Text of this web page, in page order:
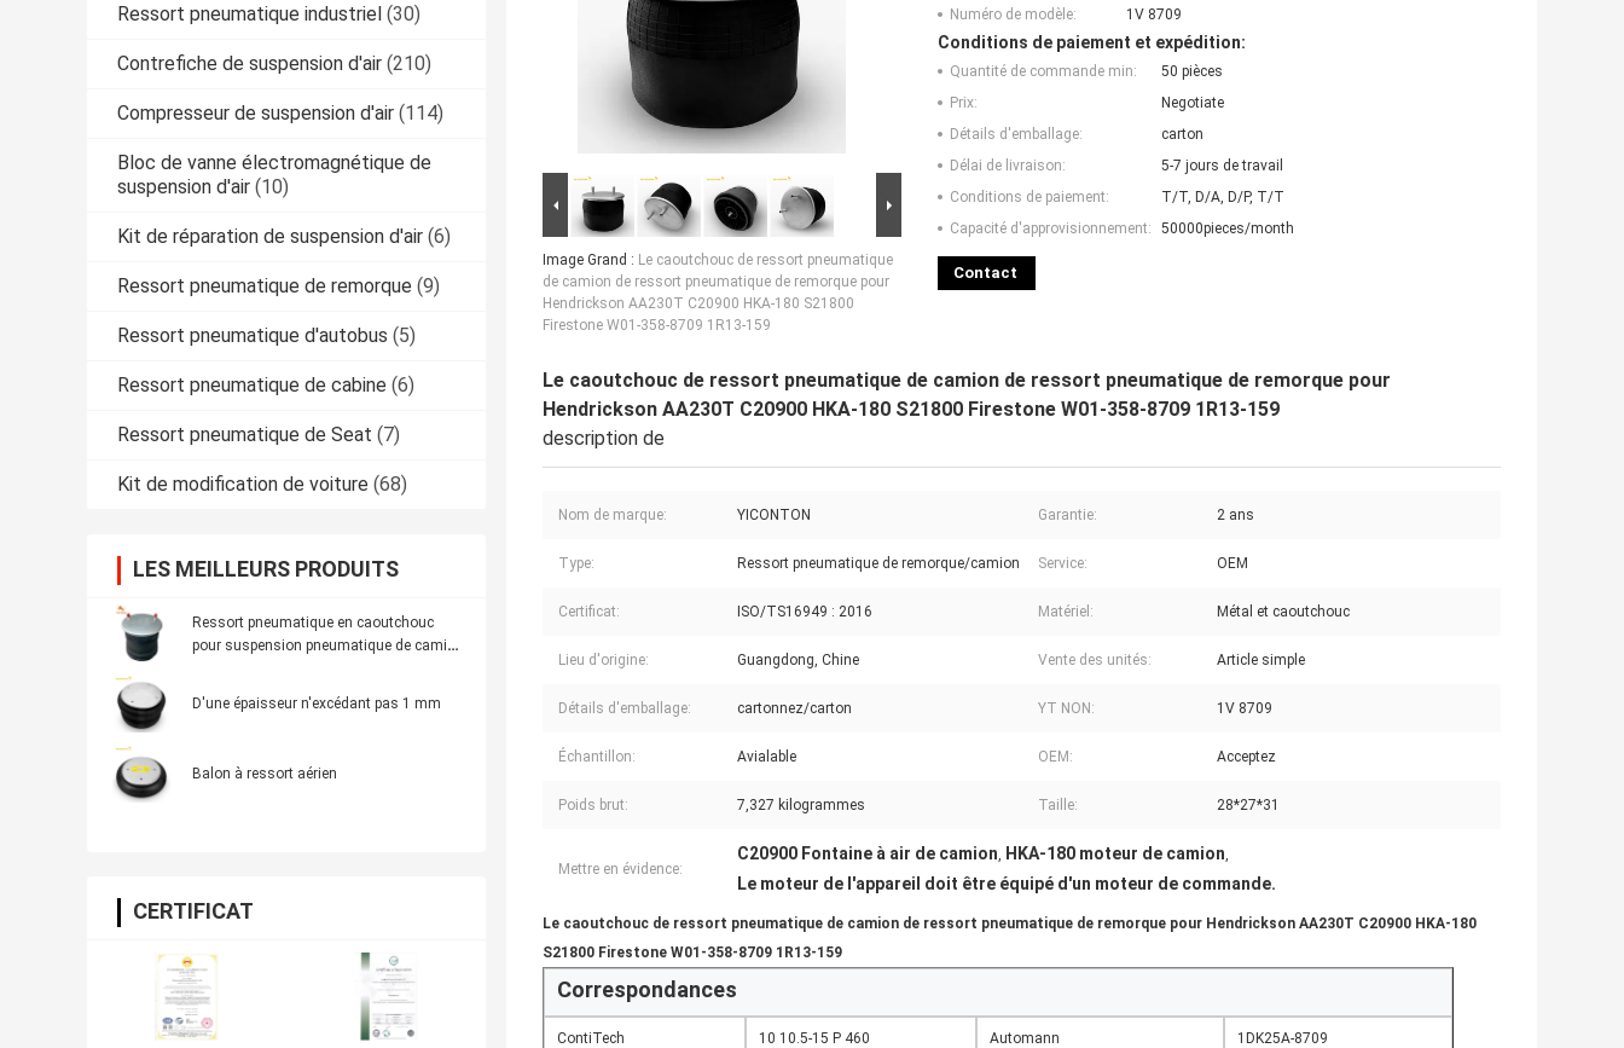
Ressort pneumatique industriel (30)
Contrefiche de suspension d'air (210)
Compresseur de suspension d'air (114)
Bloc de vanne électromagnétique de
suspension d'air (10)
Kit de réparation de suspension d'air (6)
Ressort pneumatique de remorque (9)
Ressort pneumatique d'autobus (5)
Ressort pneumatique de cabine (6)
Ressort pneumatique de Seat (7)
Kit de modification de voiture (68)
LES MEILLEURS PRODUITS
Ressort pneumatique en caoutchouc
pour suspension pneumatique de camion
3130498
D'une épaisseur n'excédant pas 1 mm
Balon à ressort aérien
CERTIFICAT
Image Grand : Le caoutchouc de ressort pneumatique
de camion de ressort pneumatique de remorque pour
Hendrickson AA230T C20900 HKA-180 S21800
Firestone W01-358-8709 1R13-159
Numéro de modèle:
1V 8709
Conditions de paiement et expédition:
Quantité de commande min:
50 pièces
Prix:
Negotiate
Détails d'emballage:
carton
Délai de livraison:
5-7 jours de travail
Conditions de paiement:
T/T, D/A, D/P, T/T
Capacité d'approvisionnement:
50000pieces/month
Contact
Le caoutchouc de ressort pneumatique de camion de ressort pneumatique de remorque pour
Hendrickson AA230T C20900 HKA-180 S21800 Firestone W01-358-8709 1R13-159
description de
Nom de marque: YICONTON Garantie: 2 ans
Type: Ressort pneumatique de remorque/camion Service: OEM
Certificat: ISO/TS16949 : 2016 Matériel: Métal et caoutchouc
Lieu d'origine: Guangdong, Chine Vente des unités: Article simple
Détails d'emballage: cartonnez/carton YT NON: 1V 8709
Échantillon: Avialable OEM: Acceptez
Poids brut: 7,327 kilogrammes Taille: 28*27*31
Mettre en évidence:
C20900 Fontaine à air de camion HKA-180 moteur de camion
Le moteur de l'appareil doit être équipé d'un moteur de commande.
Le caoutchouc de ressort pneumatique de camion de ressort pneumatique de remorque pour Hendrickson AA230T C20900 HKA-180
S21800 Firestone W01-358-8709 1R13-159
Correspondances
ContiTech 10 10.5-15 P 460 Automann 1DK25A-8709